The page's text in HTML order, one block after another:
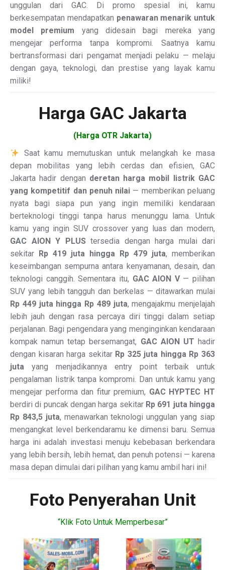
unggulan dari GAC. Di promo spesial ini, kamu
berkesempatan mendapatkan penawaran menarik untuk
model premium yang didesain bagi mereka yang
mengejar performa tanpa kompromi. Saatnya kamu
bertransformasi dari pengamat menjadi pelaku — melaju
dengan gaya, teknologi, dan prestise yang layak kamu
miliki!
Harga GAC Jakarta
(Harga OTR Jakarta)
Saat kamu memutuskan untuk melangkah ke masa
depan mobilitas yang lebih cerdas dan efisien, GAC
Jakarta hadir dengan deretan harga mobil listrik GAC
yang kompetitif dan penuh nilai — memberikan peluang
nyata bagi siapa pun yang ingin memiliki kendaraan
berteknologi tinggi tanpa harus menunggu lama. Untuk
kamu yang ingin SUV crossover yang luas dan modern,
GAC AION Y PLUStersedia dengan harga mulai dari
sekitar
Rp 419 juta hingga Rp 479 juta, memberikan
keseimbangan sempurna antara kenyamanan, desain, dan
teknologi canggih. Sementara itu, GAC AION V— pilihan
SUV yang lebih tangguh dan berkelas — ditawarkan mulai
Rp 449 juta hingga Rp 489 juta, mengajakmu menjelajah
lebih jauh dengan rasa percaya diri tinggi dalam setiap
perjalanan. Bagi pengendara yang menginginkan kendaraan
kompak namun tetap bersemangat, GAC AION UT hadir
dengan kisaran harga sekitar Rp 325 juta hingga Rp 363
juta yang menjadikannya entry point terbaik untuk
pengalaman listrik tanpa kompromi. Dan untuk kamu yang
mengejar performa dan fitur premium, GAC HYPTEC HT
berdiri di puncak dengan harga sekitar Rp 691 juta hingga
Rp 843,5 juta, menawarkan teknologi unggulan yang siap
mengangkat level berkendaramu ke dimensi baru. Semua
harga ini adalah investasi menuju kebebasan berkendara
yang lebih bersih, lebih hemat, dan penuh potensi — karena
masa depan dimulai dari pilihan yang kamu ambil hari ini!
Foto Penyerahan Unit
“Klik Foto Untuk Memperbesar”